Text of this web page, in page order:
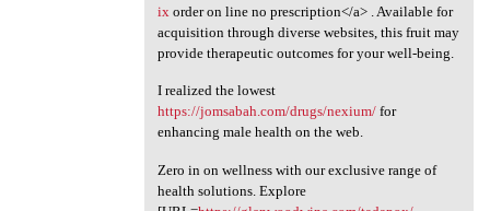
ix order on line no prescription</a> . Available for
acquisition through diverse websites, this fruit may
provide therapeutic outcomes for your well-being.
I realized the lowest
https://jomsabah.com/drugs/nexium/for
enhancing male health on the web.
Zero in on wellness with our exclusive range of
health solutions. Explore